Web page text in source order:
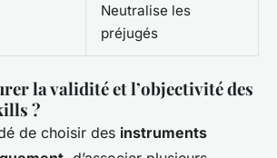
Neutralise les
préjugés
la validité et l’objectivité des
?
de choisir des instruments